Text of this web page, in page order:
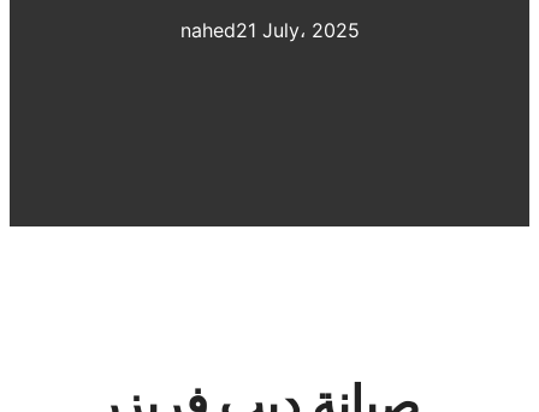
nahed21 July، 2025